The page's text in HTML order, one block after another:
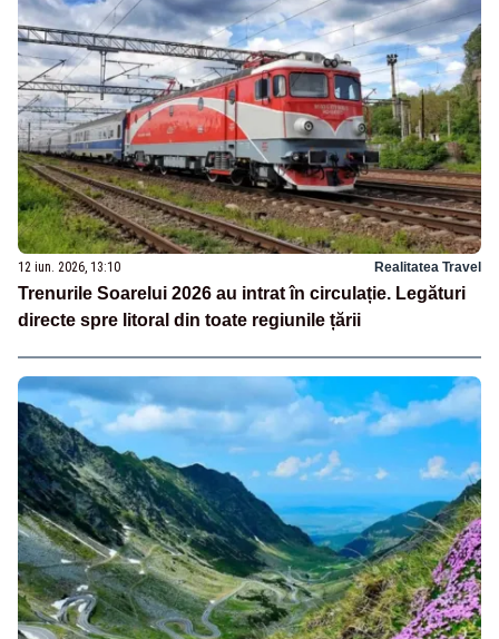
12 iun. 2026, 13:10 Realitatea Travel
Trenurile Soarelui 2026 au intrat în circulație. Legături
directe spre litoral din toate regiunile țării